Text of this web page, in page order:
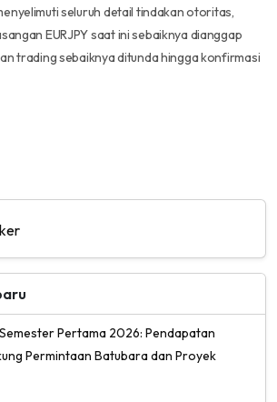
seluruh detail tindakan otoritas,
EURJPY saat ini sebaiknya dianggap
trading sebaiknya ditunda hingga konfirmasi
Pertama 2026: Pendapatan
Permintaan Batubara dan Proyek